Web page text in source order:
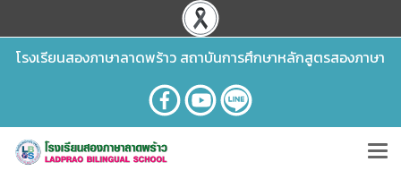
โรงเรียนสองภาษาลาดพร้าว สถาบันการศึกษาหลักสูตรสองภาษา